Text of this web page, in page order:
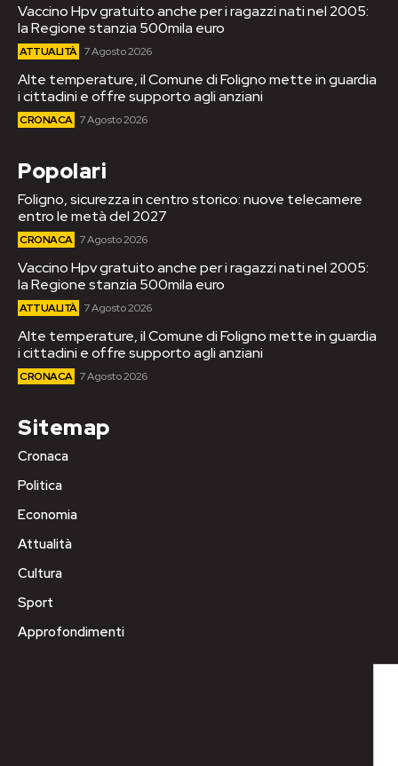
Vaccino Hpv gratuito anche per i ragazzi nati nel 2005:
la Regione stanzia 500mila euro
ATTUALITÀ 7 Agosto 2026
Alte temperature, il Comune di Foligno mette in guardia
i cittadini e offre supporto agli anziani
CRONACA 7 Agosto 2026
Popolari
Foligno, sicurezza in centro storico: nuove telecamere
entro le metà del 2027
CRONACA 7 Agosto 2026
Vaccino Hpv gratuito anche per i ragazzi nati nel 2005:
la Regione stanzia 500mila euro
ATTUALITÀ 7 Agosto 2026
Alte temperature, il Comune di Foligno mette in guardia
i cittadini e offre supporto agli anziani
CRONACA 7 Agosto 2026
Sitemap
Cronaca
Politica
Economia
Attualità
Cultura
Sport
Approfondimenti